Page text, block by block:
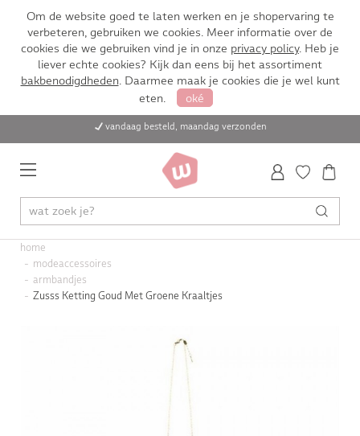
Om de website goed te laten werken en je shopervaring te
verbeteren, gebruiken we cookies. Meer informatie over de
cookies die we gebruiken vind je in onze privacy policy. Heb je
liever echte cookies? Kijk dan eens bij het assortiment
bakbenodigdheden. Daarmee maak je cookies die je wel kunt
eten.
oké
vandaag besteld, maandag verzonden
home
modeaccessoires
armbandjes
Zusss Ketting Goud Met Groene Kraaltjes